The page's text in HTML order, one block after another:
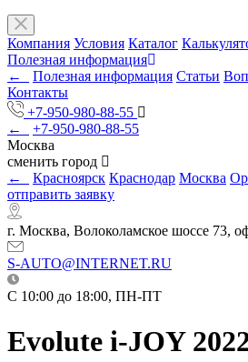
Компания Условия Каталог
Полезная информация
←
Полезная информация Статьи
Контакты
+7-950-980-88-55
←
+7-950-980-88-55
Москва
сменить город
←
Красноярск Краснодар Москва
отправить заявку
г. Москва, Волоколамское шоссе 73,
S-AUTO@INTERNET.RU
C 10:00 до 18:00, ПН-ПТ
Evolute i-JOY